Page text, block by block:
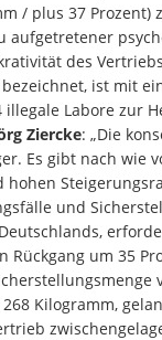
/ plus 37
aufgetretener
des
bezeichnet, ist mit
Labore zur
Ziercke: „Die
Es gibt nach wie
und
Rückgang um 35
Kilogramm,